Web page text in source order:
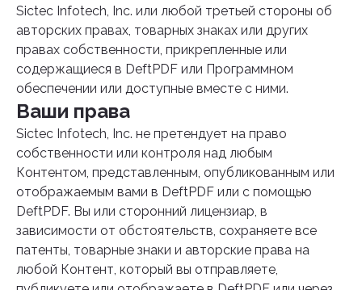
Sictec Infotech, Inc. или любой третьей стороны об
авторских правах, товарных знаках или других
правах собственности, прикрепленные или
содержащиеся в DeftPDF или Программном
обеспечении или доступные вместе с ними.
Ваши права
Sictec Infotech, Inc. не претендует на право
собственности или контроля над любым
Контентом, представленным, опубликованным или
отображаемым вами в DeftPDF или с помощью
DeftPDF. Вы или сторонний лицензиар, в
зависимости от обстоятельств, сохраняете все
патенты, товарные знаки и авторские права на
любой Контент, который вы отправляете,